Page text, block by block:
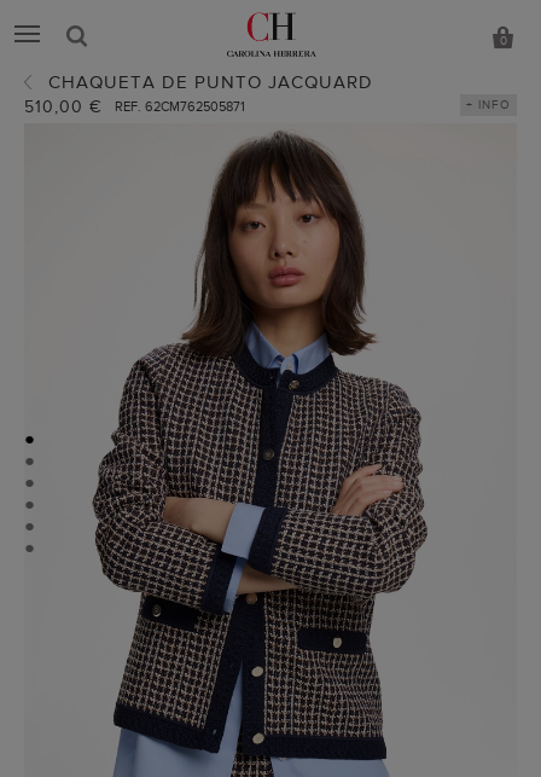
0
CHAQUETA DE PUNTO JACQUARD
510,00 € REF. 62CM762505871 + INFO
●
●
●
●
●
●